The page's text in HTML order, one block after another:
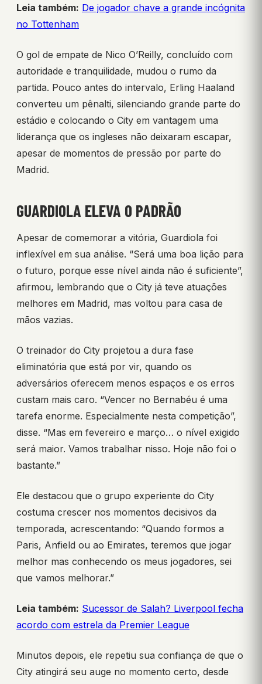
Leia também: De jogador chave a grande incógnita
no Tottenham
O gol de empate de Nico O’Reilly, concluído com
autoridade e tranquilidade, mudou o rumo da
partida. Pouco antes do intervalo, Erling Haaland
converteu um pênalti, silenciando grande parte do
estádio e colocando o City em vantagem uma
liderança que os ingleses não deixaram escapar,
apesar de momentos de pressão por parte do
Madrid.
GUARDIOLA ELEVA O PADRÃO
Apesar de comemorar a vitória, Guardiola foi
inflexível em sua análise. “Será uma boa lição para
o futuro, porque esse nível ainda não é suficiente”,
afirmou, lembrando que o City já teve atuações
melhores em Madrid, mas voltou para casa de
mãos vazias.
O treinador do City projetou a dura fase
eliminatória que está por vir, quando os
adversários oferecem menos espaços e os erros
custam mais caro. “Vencer no Bernabéu é uma
tarefa enorme. Especialmente nesta competição”,
disse. “Mas em fevereiro e março… o nível exigido
será maior. Vamos trabalhar nisso. Hoje não foi o
bastante.”
Ele destacou que o grupo experiente do City
costuma crescer nos momentos decisivos da
temporada, acrescentando: “Quando formos a
Paris, Anfield ou ao Emirates, teremos que jogar
melhor mas conhecendo os meus jogadores, sei
que vamos melhorar.”
Leia também: Sucessor de Salah? Liverpool fecha
acordo com estrela da Premier League
Minutos depois, ele repetiu sua confiança de que o
City atingirá seu auge no momento certo, desde